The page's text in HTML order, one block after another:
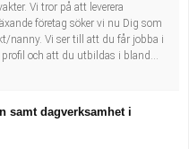
Vi tror på att leverera
företag söker vi nu Dig som
nanny. Vi ser till att du får jobba i
och att du utbildas i bland...
samt dagverksamhet i